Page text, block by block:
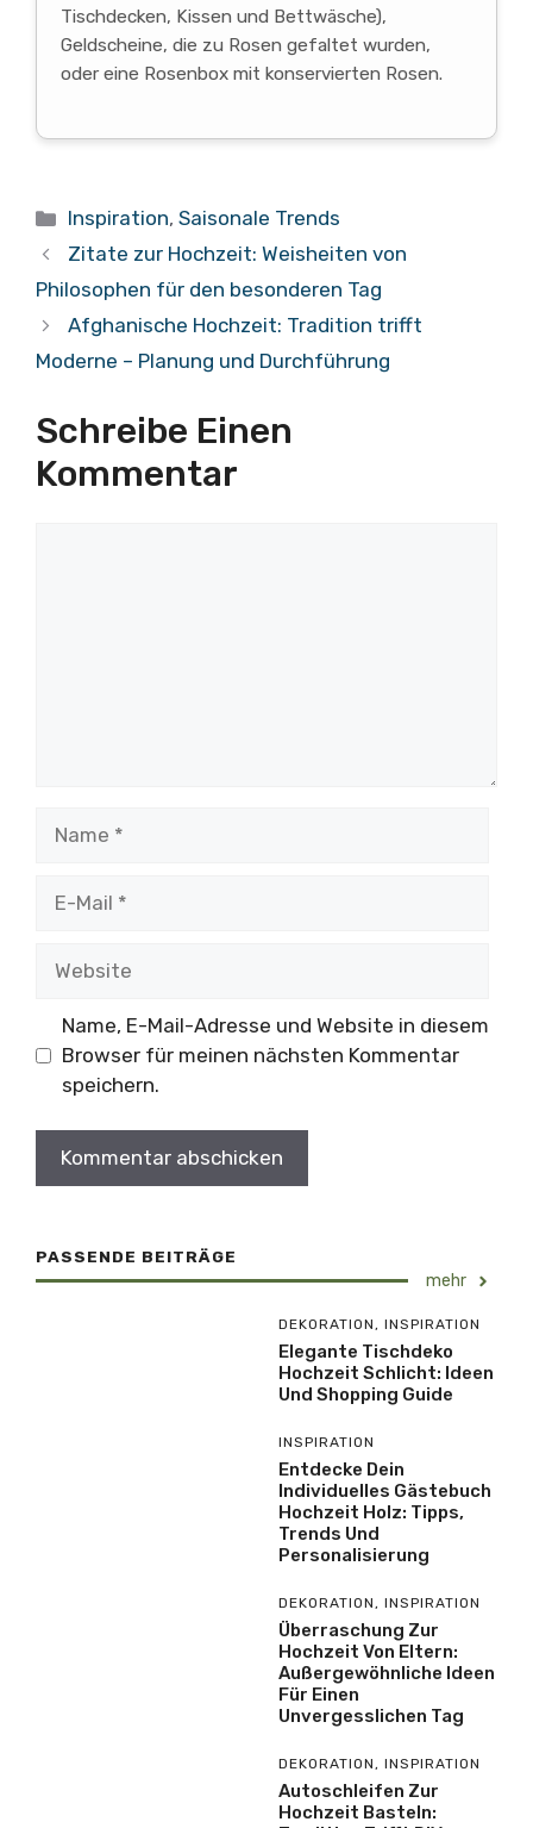
Tischdecken, Kissen und Bettwäsche),
Geldscheine, die zu Rosen gefaltet wurden,
oder eine Rosenbox mit konservierten Rosen.
Kategorien
Inspiration,Saisonale Trends
Zitate zur Hochzeit: Weisheiten von
Philosophen für den besonderen Tag
Afghanische Hochzeit: Tradition trifft
Moderne – Planung und Durchführung
Schreibe Einen
Kommentar
Mail
Name, E-Mail-Adresse und Website in diesem
Browser für meinen nächsten Kommentar
speichern.
PASSENDE BEITRÄGE
mehr
DEKORATION, INSPIRATION
Elegante Tischdeko
Hochzeit Schlicht: Ideen
Und Shopping Guide
INSPIRATION
Entdecke Dein
Individuelles Gästebuch
Hochzeit Holz: Tipps,
Trends Und
Personalisierung
DEKORATION, INSPIRATION
Überraschung Zur
Hochzeit Von Eltern:
Außergewöhnliche Ideen
Für Einen
Unvergesslichen Tag
DEKORATION, INSPIRATION
Autoschleifen Zur
Hochzeit Basteln: